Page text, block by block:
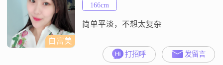
白富美
166cm
简单平淡，不想太复杂
打招呼 发留言